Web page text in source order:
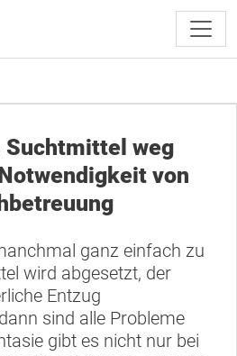
Suchtmittel weg
von
ganz einfach zu
wird abgesetzt, der
Entzug
sind alle Probleme
gibt es nicht nur bei